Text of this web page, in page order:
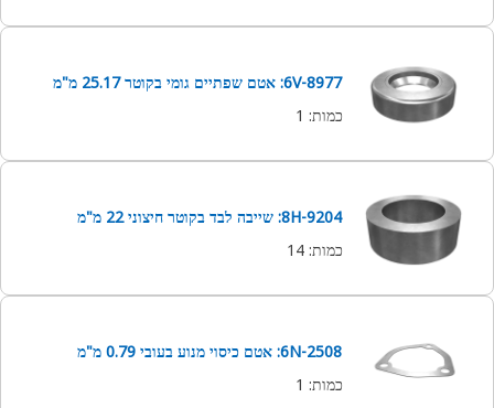
6V-8977: אטם שפתיים גומי בקוטר 25.17 מ"מ
כמות:
1
8H-9204: שייבה לבד בקוטר חיצוני 22 מ"מ
כמות:
14
6N-2508: אטם כיסוי מנוע בעובי 0.79 מ"מ
כמות:
1